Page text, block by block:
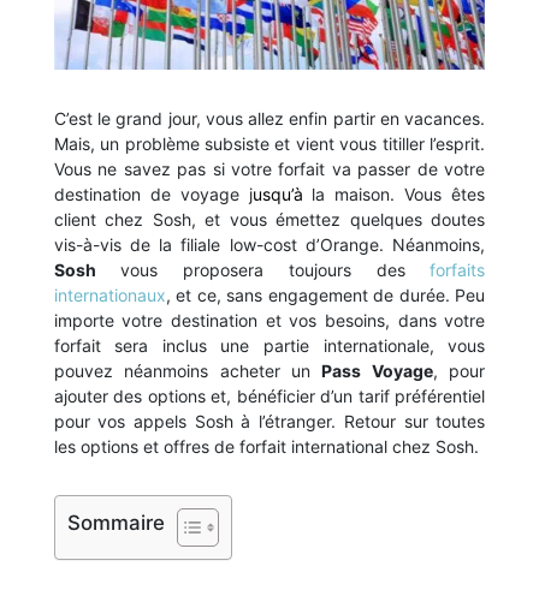
C’est le grand jour, vous allez enfin partir en vacances.
Mais, un problème subsiste et vient vous titiller l’esprit.
Vous ne savez pas si votre forfait va passer de votre
destination de voyage jusqu’à la maison. Vous êtes
client chez Sosh, et vous émettez quelques doutes
vis-à-vis de la filiale low-cost d’Orange. Néanmoins,
Sosh vous proposera toujours desforfaits
internationaux, et ce, sans engagement de durée. Peu
importe votre destination et vos besoins, dans votre
forfait sera inclus une partie internationale, vous
pouvez néanmoins acheter unPass Voyage, pour
ajouter des options et, bénéficier d’un tarif préférentiel
pour vos appels Sosh à l’étranger. Retour sur toutes
les options et offres de forfait international chez Sosh.
Sommaire